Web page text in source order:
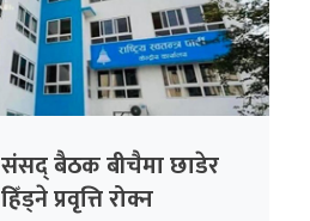
संसद् बैठक बीचैमा छाडेर
हिँड्ने प्रवृत्ति रोक्न